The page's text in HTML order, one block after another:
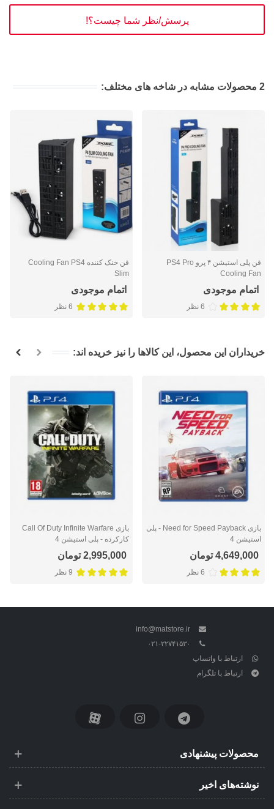
پرسش/نظر شما چیست؟!
2 محصولات مشابه در شاخه های مختلف:
فن پلی استیشن ۴ پرو PS4 Pro
Cooling Fan
اتمام موجودی
6 نظر
فن خنک کننده Cooling Fan PS4
Slim
اتمام موجودی
6 نظر
خریداران این محصول، این کالاها را نیز خریده اند:
بازی Need for Speed Payback - پلی
استیشن 4
4,649,000 تومان
6 نظر
بازی Call Of Duty Infinite Warfare
کارکرده - پلی استیشن 4
2,995,000 تومان
9 نظر
info@matstore.ir
۰۲۱-۲۲۷۴۱۵۳۰
ارتباط با واتساپ
ارتباط با تلگرام
محصولات پیشنهادی
نوشته‌های اخیر